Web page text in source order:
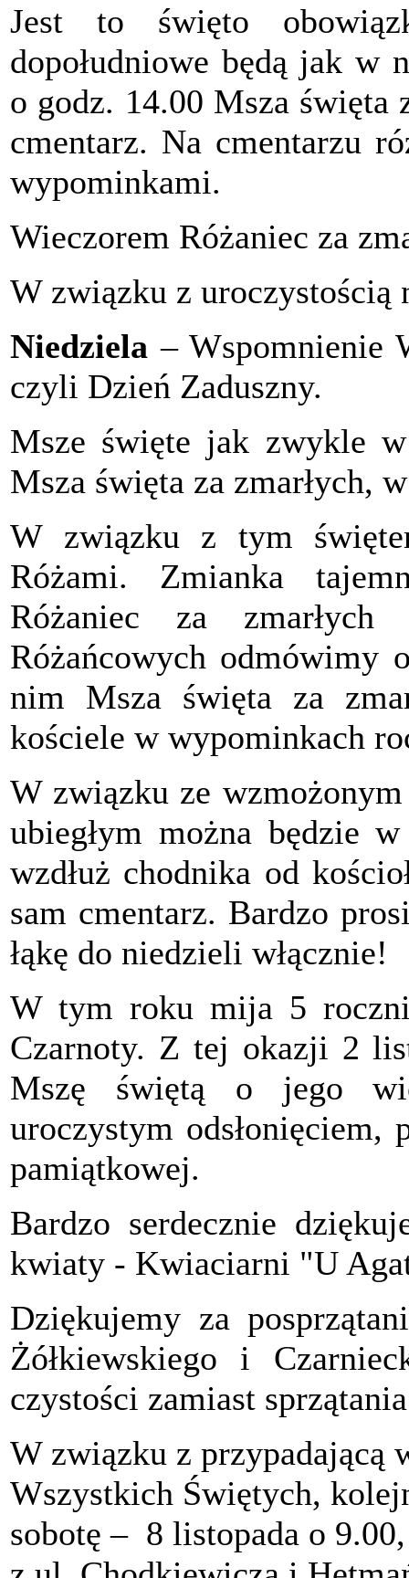
Jest to święto
dopołudniowe będą jak w
o godz. 14.00 Msza święta
cmentarz. Na cmentarzu
wypominkami.
Wieczorem Różaniec za
W związku z uroczystością
Niedziela – Wspomnienie
czyli Dzień Zaduszny.
Msze święte jak zwykle
Msza święta za zmarłych,
W związku z tym
Różami. Zmianka
Różaniec za
Różańcowych odmówimy
nim Msza święta za
kościele w wypominkach
W związku ze
ubiegłym można będzie
wzdłuż chodnika od
sam cmentarz. Bardzo
łąkę do niedzieli włącznie!
W tym roku mija 5
Czarnoty. Z tej okazji 2
Mszę świętą o jego
uroczystym
pamiątkowej.
Bardzo serdecznie
kwiaty - Kwiaciarni "U
Dziękujemy za
Żółkiewskiego i
czystości zamiast
W związku z przypadającą
Wszystkich Świętych,
sobotę – 8 listopada o